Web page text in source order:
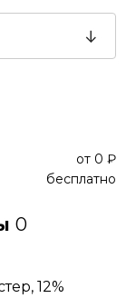
от 0 ₽
бесплатно
0
12%